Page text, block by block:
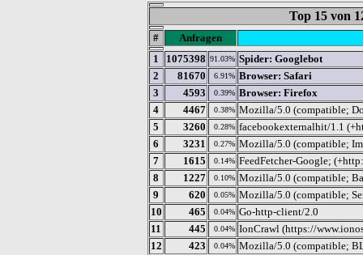
Top 15 von
#
Anfragen
1
1075398 91.03% Spider: Googlebot
2
81670 6.91% Browser: Safari
3
4593 0.39% Browser: Firefox
4
4467 0.38% Mozilla/5.0 (compatible;
5
3260 0.28% facebookexternalhit/1.1
6
3231 0.27% Mozilla/5.0 (compatible;
7
1615 0.14% FeedFetcher-Google;
8
1227 0.10% Mozilla/5.0 (compatible;
9
620 0.05% Mozilla/5.0 (compatible;
10
465 0.04% Go-http-client/2.0
11
445 0.04% IonCrawl (https://
12
423 0.04% Mozilla/5.0 (compatible;